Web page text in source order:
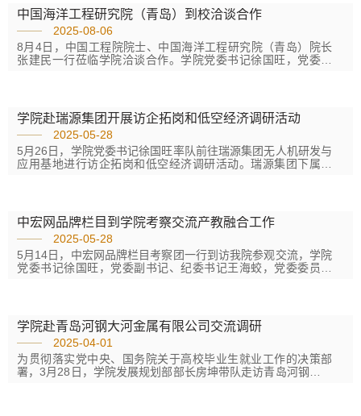
和理赔经理洪篊，东弘国际海事服务集团董事长特别助理赵晓
玲，学院现代航海学院党总支书记、院长杜元贞，发展规划部
副部长兼国际交流与合作处副处长冯刚，...
中国海洋工程研究院（青岛）到校洽谈合作
2025-08-06
8月4日，中国工程院院士、中国海洋工程研究院（青岛）院长
张建民一行莅临学院洽谈合作。学院党委书记徐国旺，党委副
课程体系开发等领域开展深度合作，并联合申报海洋工程领域
相关科研项目。张建民一行参观了学院产教融合大厅及实训场
所，对学院依托山东港口集团构建的全域云端实训场景给予高
度评价，...
学院赴瑞源集团开展访企拓岗和低空经济调研活动
2025-05-28
5月26日，学院党委书记徐国旺率队前往瑞源集团无人机研发与
应用基地进行访企拓岗和低空经济调研活动。瑞源集团下属公
源集团已构建起覆盖研发、智能制造、技术服务与职业教育的
全产业链生态。调研中，徐国旺详细了解瑞源集团产业布局，
参观了瑞智飞控公司无人机展厅，...
中宏网品牌栏目到学院考察交流产教融合工作
2025-05-28
5月14日，中宏网品牌栏目考察团一行到访我院参观交流，学院
党委书记徐国旺，党委副书记、纪委书记王海蛟，党委委员、
共建、课程开发、实训设备引进等方面的合作成果。随后，在
学院领导的陪同下，考察团分别参观了青岛港和烟台港，聚焦
港口智能化与绿色技术创新展开调研。...
学院赴青岛河钢大河金属有限公司交流调研
2025-04-01
为贯彻落实党中央、国务院关于高校毕业生就业工作的决策部
署，3月28日，学院发展规划部部长房坤带队走访青岛河钢大河